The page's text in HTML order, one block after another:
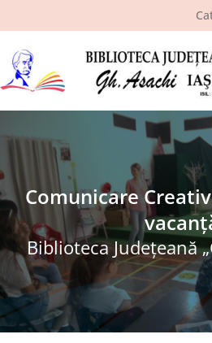
Despre bibliotecă
Pagina cititorului
Ştiri şi evenimente
Programe şi proiecte
Interes public
Comunicare
Biblioteca Judeţeană